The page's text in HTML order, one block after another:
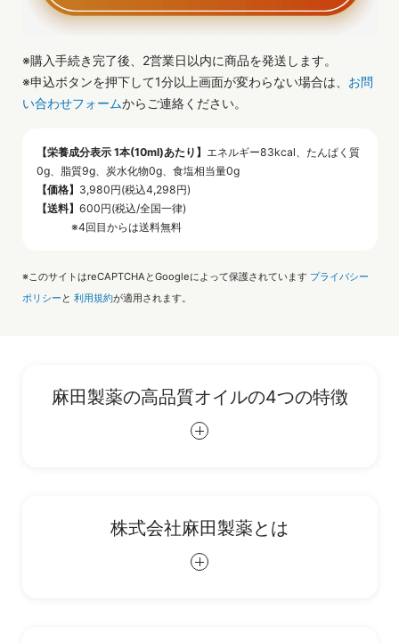
※購入手続き完了後、2営業日以内に商品を発送します。
※申込ボタンを押下して1分以上画面が変わらない場合は、 お問
い合わせフォームからご連絡ください。
【栄養成分表示 1本(10ml)あたり】 エネルギー83kcal、たんぱく質
0g、脂質9g、炭水化物0g、食塩相当量0g
【価格】 3,980円(税込4,298円)
【送料】 600円(税込/全国一律)
※4回目からは送料無料
※このサイトはreCAPTCHAとGoogleによって保護されています プライバシー
ポリシー と 利用規約が適用されます。
麻田製薬の高品質オイルの4つの特徴
株式会社麻田製薬とは